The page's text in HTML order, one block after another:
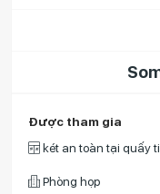
Được tham gia
két an toàn tại quấy
Phòng họp